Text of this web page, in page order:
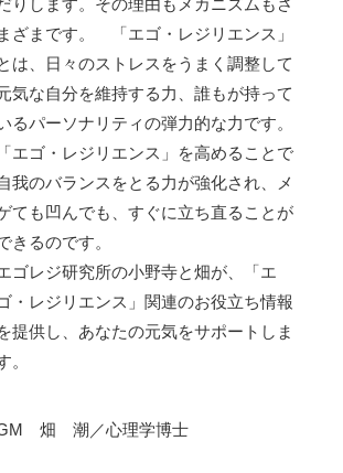
りします。その理由もメカニズムもさ
まざまです。 「エゴ・レジリエンス」
は、日々のストレスをうまく調整して
気な自分を維持する力、誰もが持って
るパーソナリティの弾力的な力です。
「エゴ・レジリエンス」を高めることで
我のバランスをとる力が強化され、メ
ても凹んでも、すぐに立ち直ることが
きるのです。
ゴレジ研究所の小野寺と畑が、「エ
・レジリエンス」関連のお役立ち情報
提供し、あなたの元気をサポートしま
。
畑 潮／心理学博士